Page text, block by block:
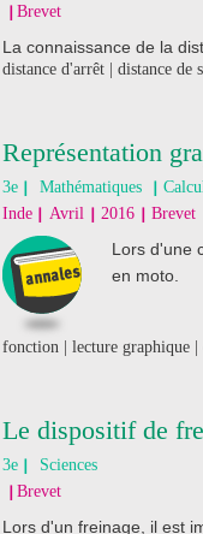
Brevet
La connaissance de la
distance d'arrêt | distance de
Représentation
3e Mathématiques
Inde Avril 2016 Brevet
Lors d'une
en moto.
fonction | lecture graphique
Le dispositif de
3e
Sciences
Brevet
Lors d'un freinage, il est